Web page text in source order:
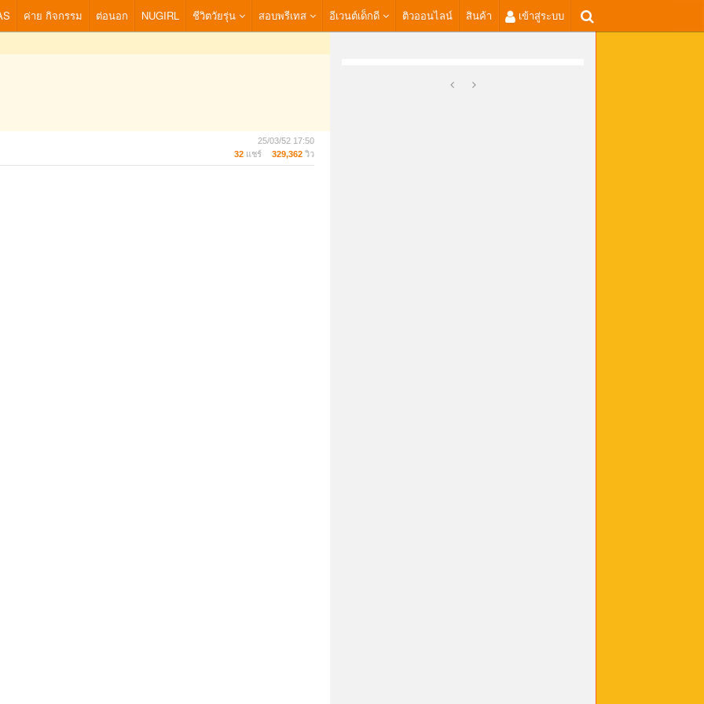
ค่าย กิจกรรม ต่อนอก NUGIRL ชีวิตวัยรุ่น สอบพรีเทส อีเวนต์เด็กดี ติวออนไลน์ สินค้า เข้าสู่ระบบ
25/03/52 17:50
32 แชร์ 329,362 วิว